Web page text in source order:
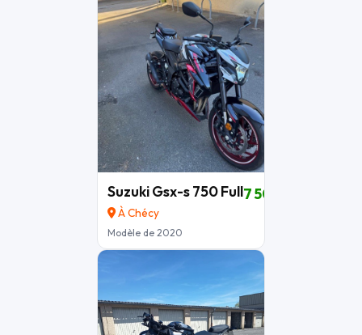
Suzuki Gsx-s 750 Full
À Chécy
Modèle de 2020
7 500 €